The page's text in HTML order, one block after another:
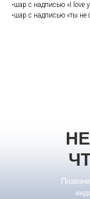
•шар с надписью «I love
•шар с надписью «ты